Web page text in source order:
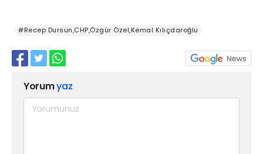
#Recep Dursun,CHP,Özgür Özel,Kemal Kılıçdaroğlu
Yorumyaz